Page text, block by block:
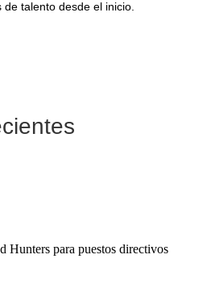
talento desde el inicio.
Hunters para puestos directivos